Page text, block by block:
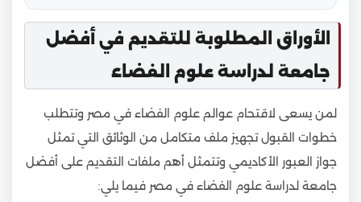
الأوراق المطلوبة للتقديم في أفضل
جامعة لدراسة علوم الفضاء
لمن يسعى لاقتحام عوالم علوم الفضاء في مصر وتتطلب
خطوات القبول تجهيز ملف متكامل من الوثائق التي تمثل
جواز العبور الأكاديمي وتتمثل أهم ملفات التقديم على أفضل
جامعة لدراسة علوم الفضاء في مصر فيما يلي: